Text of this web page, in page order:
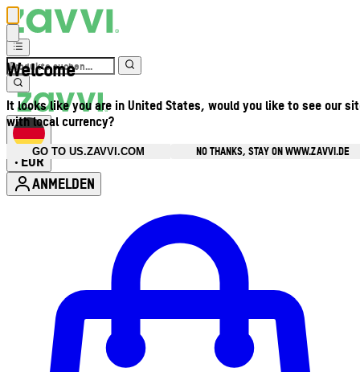
Welcome
It looks like you are in United States, would you like to see our
with local currency?
GO TO US.ZAVVI.COM
NO THANKS, STAY ON WWW.ZAVVI.DE
• EUR
ANMELDEN